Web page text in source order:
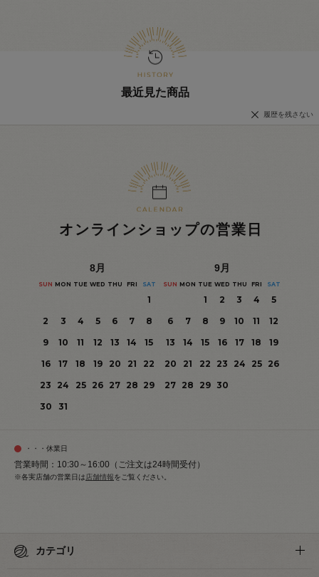
最近見た商品
履歴を残さない
オンラインショップの営業日
8月
SUN MON TUE WED THU FRI SAT
1
2
3 4 5 6 7
8
9
10 11 12 13 14
15
16
17 18 19 20 21
22
23
24 25 26 27 28 29
30
31
9月
SUN MON TUE WED THU FRI SAT
1 2 3 4
5
6
7 8 9 10 11
12
13
14 15 16 17 18
19
20
21 22 23 24 25
26
27 28 29 30
・・・休業日
営業時間：10:30～16:00（ご注文は24時間受付）
※各実店舗の営業日は 店舗情報をご覧ください。
カテゴリ